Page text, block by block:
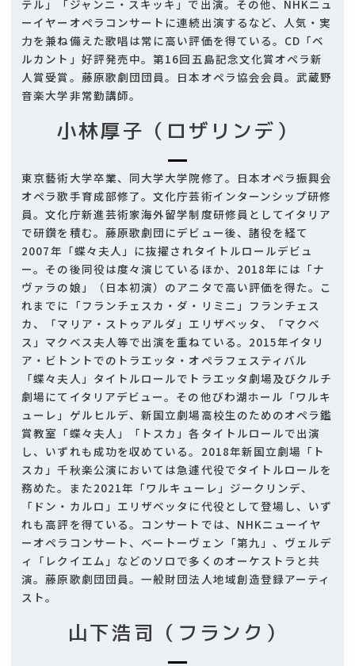
テル」「ジャンニ・スキッキ」で出演。その他、NHKニュ
ーイヤーオペラコンサートに連続出演するなど、人気・実
力を兼ね備えた歌唱は常に高い評価を得ている。CD「ベ
ルカント」好評発売中。第16回五島記念文化賞オペラ新
人賞受賞。藤原歌劇団団員。日本オペラ協会会員。武蔵野
音楽大学非常勤講師。
小林厚子（ロザリンデ）
東京藝術大学卒業、同大学大学院修了。日本オペラ振興会
オペラ歌手育成部修了。文化庁芸術インターンシップ研修
員。文化庁新進芸術家海外留学制度研修員としてイタリア
で研鑽を積む。藤原歌劇団にデビュー後、諸役を経て
2007年「蝶々夫人」に抜擢されタイトルロールデビュ
ー。その後同役は度々演じているほか、2018年には「ナ
ヴァラの娘」（日本初演）のアニタで高い評価を得た。こ
れまでに「フランチェスカ・ダ・リミニ」フランチェス
カ、「マリア・ストゥアルダ」エリザベッタ、「マクベ
ス」マクベス夫人等で出演を重ねている。2015年イタリ
ア・ビトントでのトラエッタ・オペラフェスティバル
「蝶々夫人」タイトルロールでトラエッタ劇場及びクルチ
劇場にてイタリアデビュー。その他びわ湖ホール「ワルキ
ューレ」ゲルヒルデ、新国立劇場高校生のためのオペラ鑑
賞教室「蝶々夫人」「トスカ」各タイトルロールで出演
し、いずれも成功を収めている。2018年新国立劇場「ト
スカ」千秋楽公演においては急遽代役でタイトルロールを
務めた。また2021年「ワルキューレ」ジークリンデ、
「ドン・カルロ」エリザベッタに代役として登場し、いず
れも高評を得ている。コンサートでは、NHKニューイヤ
ーオペラコンサート、ベートーヴェン「第九」、ヴェルデ
ィ「レクイエム」などのソロで多くのオーケストラと共
演。藤原歌劇団団員。一般財団法人地域創造登録アーティ
スト。
山下浩司（フランク）